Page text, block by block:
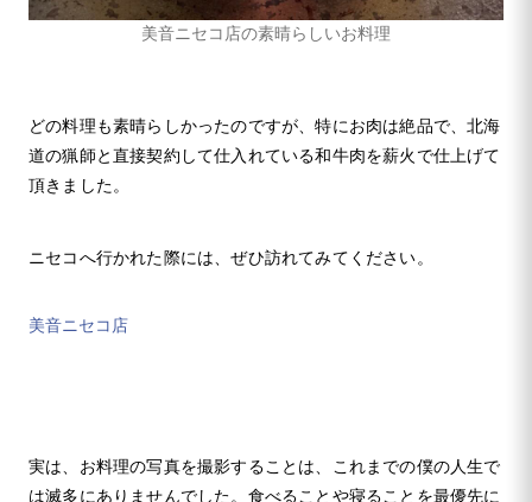
美音ニセコ店の素晴らしいお料理
どの料理も素晴らしかったのですが、特にお肉は絶品で、北海
道の猟師と直接契約して仕入れている和牛肉を薪火で仕上げて
頂きました。
ニセコへ行かれた際には、ぜひ訪れてみてください。
美音ニセコ店
実は、お料理の写真を撮影することは、これまでの僕の人生で
は滅多にありませんでした。食べることや寝ることを最優先に